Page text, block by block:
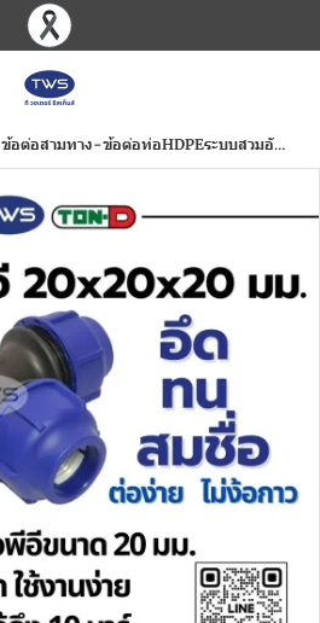
ข้อต่อสามทาง-ข้อต่อท่อHDPEระบบสวมอัด ขนาด 20-110 มม.